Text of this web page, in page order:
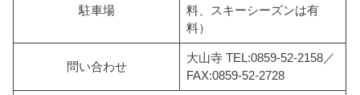
駐車場
料、スキーシーズンは有
料）
問い合わせ
大山寺 TEL:0859-52-2158／
FAX:0859-52-2728